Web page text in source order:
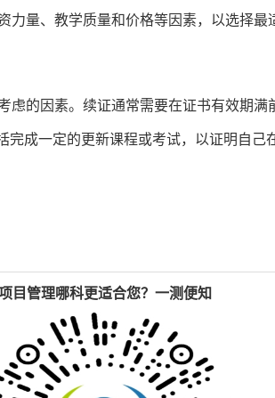
力量、教学质量和价格等因素，以选择最
虑的因素。续证通常需要在证书有效期满
完成一定的更新课程或考试，以证明自己
目管理哪科更适合您？一测便知